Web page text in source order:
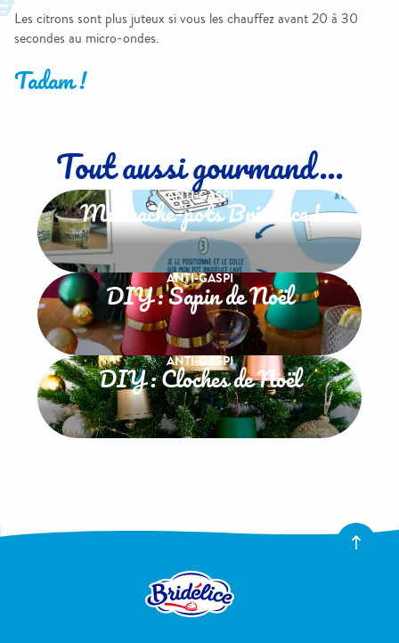
Les citrons sont plus juteux si vous les chauffez avant 20 à 30
secondes au micro-ondes.
Tadam !
Tout aussi gourmand...
ANTI-GASPI
Mes cache-pots Bridélice !
ANTI-GASPI
DIY : Sapin de Noël
ANTI-GASPI
DIY : Cloches de Noël